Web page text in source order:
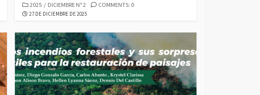
CATEGORIES
2025 / DICIEMBRE N° 2 COMMENTS: 0
PUBLISHED
27 DE DICIEMBRE DE 2025